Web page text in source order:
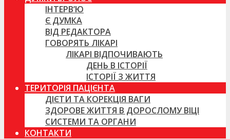
ІНТЕРВ’Ю
Є ДУМКА
ВІД РЕДАКТОРА
ГОВОРЯТЬ ЛІКАРІ
ЛІКАРІ ВІДПОЧИВАЮТЬ
ДЕНЬ В ІСТОРІЇ
ІСТОРІЇ З ЖИТТЯ
ТЕРИТОРІЯ ПАЦІЄНТА
ДІЄТИ ТА КОРЕКЦІЯ ВАГИ
ЗДОРОВЕ ЖИТТЯ В ДОРОСЛОМУ ВІЦІ
СИСТЕМИ ТА ОРГАНИ
КОНТАКТИ